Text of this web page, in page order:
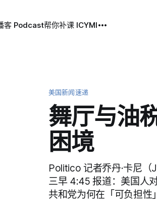
客 Podcast帮你补课 ICYMI
美国新闻速递
舞厅与油
困境
Politico 记者乔丹·卡尼（
三早 4:45 报道：美国人
共和党为何在「可负担性